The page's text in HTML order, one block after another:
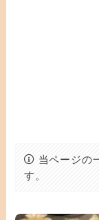
当ページの
す。